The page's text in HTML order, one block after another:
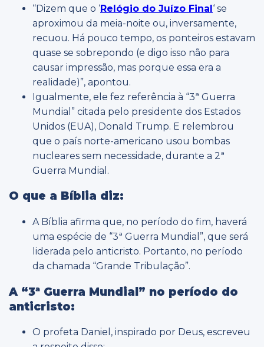
“Dizem que o ‘Relógio do Juízo Final‘ se
aproximou da meia-noite ou, inversamente,
recuou. Há pouco tempo, os ponteiros estavam
quase se sobrepondo (e digo isso não para
causar impressão, mas porque essa era a
realidade)”, apontou.
Igualmente, ele fez referência à “3ª Guerra
Mundial” citada pelo presidente dos Estados
Unidos (EUA), Donald Trump. E relembrou
que o país norte-americano usou bombas
nucleares sem necessidade, durante a 2ª
Guerra Mundial.
O que a Bíblia diz:
A Bíblia afirma que, no período do fim, haverá
uma espécie de “3ª Guerra Mundial”, que será
liderada pelo anticristo. Portanto, no período
da chamada “Grande Tribulação”.
A “3ª Guerra Mundial” no período do
anticristo:
O profeta Daniel, inspirado por Deus, escreveu